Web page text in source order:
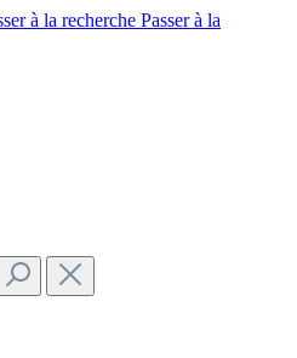
à la recherche Passer à la